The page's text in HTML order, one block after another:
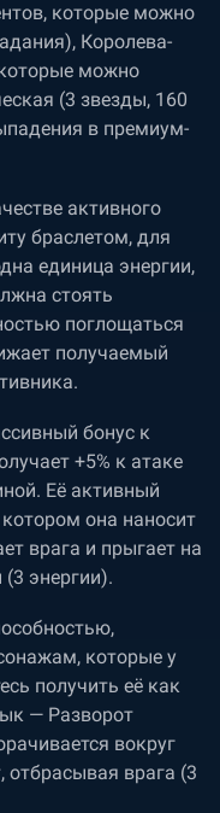
которые можно
Королева-
можно
(3 звезды, 160
в премиум-
активного
браслетом, для
единица энергии,
стоять
поглощаться
получаемый
бонус к
+5% к атаке
Её активный
она наносит
врага и прыгает на
(3 энергии).
которые у
получить её как
— Разворот
вокруг
врага (3